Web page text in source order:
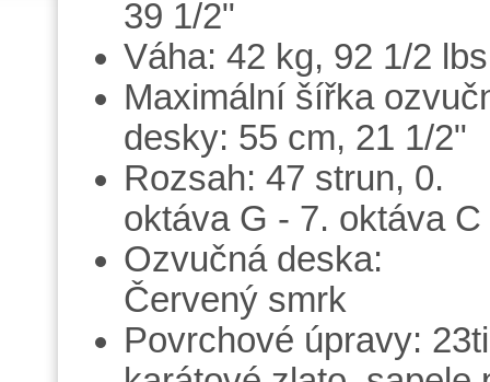
39 1/2"
Váha: 42 kg, 92 1/2 lbs
Maximální šířka
desky: 55 cm, 21 1/2"
Rozsah: 47 strun, 0.
oktáva G - 7. oktáva C
Ozvučná deska:
Červený smrk
Povrchové úpravy: 23ti